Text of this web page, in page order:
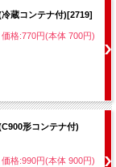
蔵コンテナ付)[2719]
価格:770円(本体 700円)
形コンテナ付)
価格:990円(本体 900円)